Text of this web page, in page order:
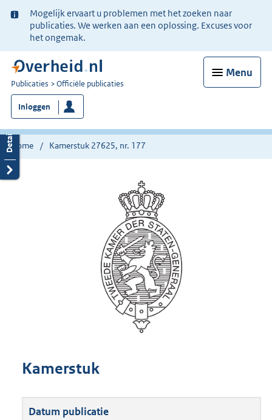
Ter
informatie:
Mogelijk ervaart u problemen met het zoeken naar
publicaties. We werken aan een oplossing. Excuses voor
het ongemak.
Menu
U
bent
nu
hier:
Publicaties Officiële publicaties
Inloggen
Home Kamerstuk 27625, nr. 177
Kamerstuk